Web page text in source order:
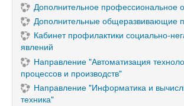
Дополнительное профессиональное
Дополнительные общеразвивающие
Кабинет профилактики социально-
явлений
Направление "Автоматизация
процессов и производств"
Направление "Информатика и
техника"